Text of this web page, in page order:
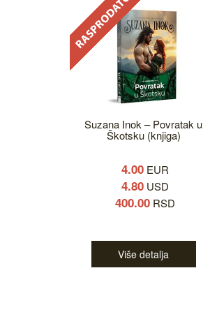
Suzana Inok – Povratak u
Škotsku (knjiga)
4.00 EUR
4.80 USD
400.00 RSD
Više detalja